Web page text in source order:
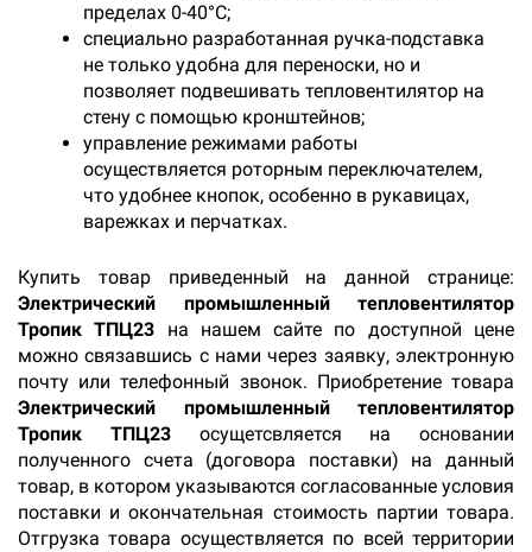
пределах 0-40°С;
специально разработанная ручка-подставка
не только удобна для переноски, но и
позволяет подвешивать тепловентилятор на
стену с помощью кронштейнов;
управление режимами работы
осуществляется роторным переключателем,
что удобнее кнопок, особенно в рукавицах,
варежках и перчатках.
Купить товар приведенный на данной странице:
Электрический промышленный тепловентилятор
Тропик ТПЦ23 на нашем сайте по доступной цене
можно связавшись с нами через заявку, электронную
почту или телефонный звонок. Приобретение товара
Электрический промышленный тепловентилятор
Тропик ТПЦ23 осущетсвляется на основании
полученного счета (договора поставки) на данный
товар, в котором указываются согласованные условия
поставки и окончательная стоимость партии товара.
Отгрузка товара осуществляется по всей территории